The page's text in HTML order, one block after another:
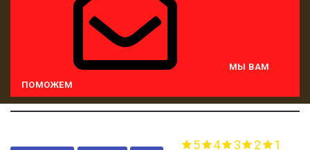
МЫ ВАМ
ПОМОЖЕМ
5 4 3 2 1